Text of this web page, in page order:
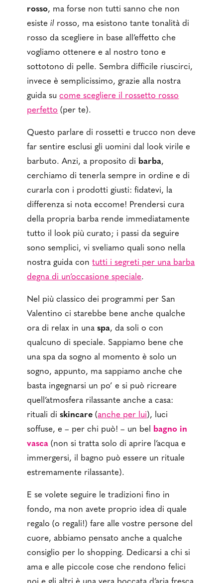
rosso, ma forse non tutti sanno che non
esisteil rosso, ma esistono tante tonalità di
rosso da scegliere in base all’effetto che
vogliamo ottenere e al nostro tono e
sottotono di pelle. Sembra difficile riuscirci,
invece è semplicissimo, grazie alla nostra
guida sucome scegliere il rossetto rosso
perfetto (per te).
Questo parlare di rossetti e trucco non deve
far sentire esclusi gli uomini dal look virile e
barbuto. Anzi, a proposito di barba,
cerchiamo di tenerla sempre in ordine e di
curarla con i prodotti giusti: fidatevi, la
differenza si nota eccome! Prendersi cura
della propria barba rende immediatamente
tutto il look più curato; i passi da seguire
sono semplici, vi sveliamo quali sono nella
nostra guida contutti i segreti per una barba
degna di un’occasione speciale.
Nel più classico dei programmi per San
Valentino ci starebbe bene anche qualche
ora di relax in unaspa, da soli o con
qualcuno di speciale. Sappiamo bene che
una spa da sogno al momento è solo un
sogno, appunto, ma sappiamo anche che
basta ingegnarsi un po’ e si può ricreare
quell’atmosfera rilassante anche a casa:
rituali diskincare (anche per lui), luci
soffuse, e – per chi può! – un bel
bagno in
vasca (non si tratta solo di aprire l’acqua e
immergersi, il bagno può essere un rituale
estremamente rilassante).
E se volete seguire le tradizioni fino in
fondo, ma non avete proprio idea di quale
regalo (o regali!) fare alle vostre persone del
cuore, abbiamo pensato anche a qualche
consiglio per lo shopping. Dedicarsi a chi si
ama e alle piccole cose che rendono felici